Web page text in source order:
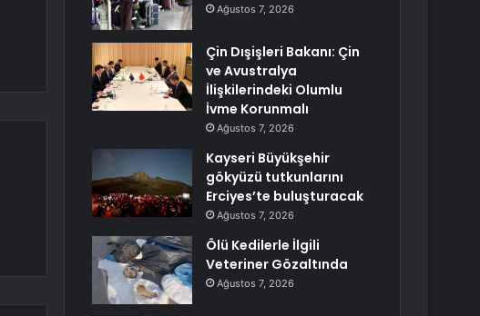
Ağustos 7, 2026
Çin Dışişleri Bakanı: Çin
ve Avustralya
İlişkilerindeki Olumlu
İvme Korunmalı
Ağustos 7, 2026
Kayseri Büyükşehir
gökyüzü tutkunlarını
Erciyes’te buluşturacak
Ağustos 7, 2026
Ölü Kedilerle İlgili
Veteriner Gözaltında
Ağustos 7, 2026